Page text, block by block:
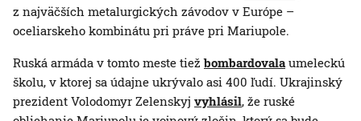
z najväčších metalurgických závodov v Európe –
oceliarskeho kombinátu pri práve pri Mariupole.
Ruská armáda v tomto meste tiežbombardovalaumeleckú
školu, v ktorej sa údajne ukrývalo asi 400 ľudí. Ukrajinský
prezident Volodomyr Zelenskyj vyhlásil, že ruské